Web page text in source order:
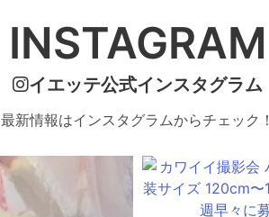
INSTAGRAM
イエッテ公式インスタグラム
最新情報はインスタグラムからチェック！